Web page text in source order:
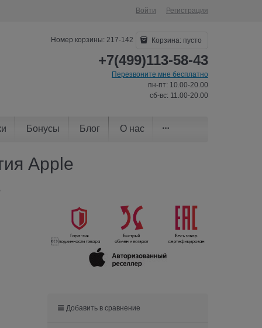
Войти Регистрация
Номер корзины: 217-142 Корзина: пусто
+7(499)113-58-43
Перезвоните мне бесплатно
пн-пт: 10.00-20.00
сб-вс: 11.00-20.00
Бонусы Блог О нас
Apple

Добавить в сравнение